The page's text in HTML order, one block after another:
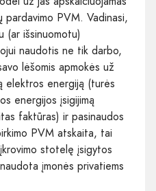
PVM. Vadinasi,
(ar išsinuomotu)
naudotis ne tik darbo,
lėšomis apmokės už
elektros energiją (turės
energijos įsigijimą
faktūras) ir pasinaudos
PVM atskaita, tai
stotelę įsigytos
įmonės privatiems